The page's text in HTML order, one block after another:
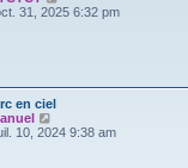
o
n
i
31, 2025 6:32 pm
en ciel
o
10, 2024 9:38 am